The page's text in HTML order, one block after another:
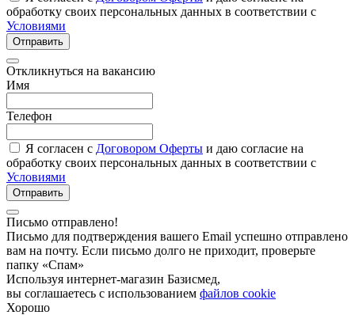
обработку своих персональных данных в соответствии с
Условиями
Отправить
Откликнуться на вакансию
Имя
Телефон
Я согласен с Договором Оферты и даю согласие на
обработку своих персональных данных в соответствии с
Условиями
Отправить
Письмо отправлено!
Письмо для подтверждения вашего Email успешно отправлено
вам на почту. Если письмо долго не приходит, проверьте
папку «Спам»
Используя интернет-магазин Базисмед,
вы соглашаетесь с использованием файлов cookie
Хорошо